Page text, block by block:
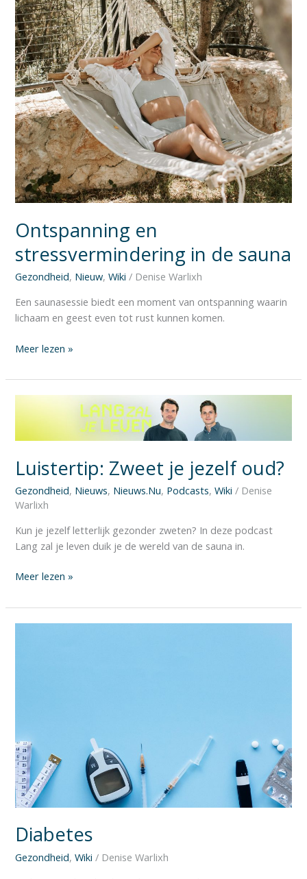
Ontspanning en
stressvermindering in de sauna
Gezondheid, Nieuw,Wiki / Denise Warlixh
Een saunasessie biedt een moment van ontspanning waarin
lichaam en geest even tot rust kunnen komen.
sauna
Meer lezen »
Luistertip: Zweet je jezelf oud?
Gezondheid, Nieuws, Nieuws.Nu, Podcasts,Wiki / Denise
Warlixh
Kun je jezelf letterlijk gezonder zweten? In deze podcast
Lang zal je leven duik je de wereld van de sauna in.
Luistertip:
Zweet
oud?
Meer lezen »
Diabetes
Gezondheid,Wiki / Denise Warlixh